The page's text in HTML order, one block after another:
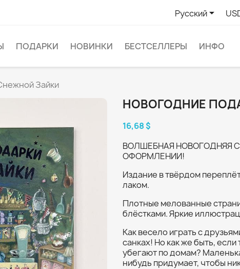
Русский
ПОДАРКИ НОВИНКИ БЕСТСЕЛЛЕРЫ ИНФО
Зайки
НОВОГОДНИЕ
16,68 $
ВОЛШЕБНАЯ НОВОГОДНЯЯ
ОФОРМЛЕНИИ!
Издание в твёрдом
лаком.
Плотные мелованные
блёстками. Яркие
Как весело играть с
санках! Но как же быть,
убегают по домам?
нибудь придумает, чтобы